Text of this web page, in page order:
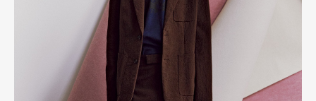
Pen Membership
Magazine
Official Columnist
About
Contact